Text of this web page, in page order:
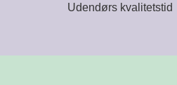
Udendørs kvalitetstid